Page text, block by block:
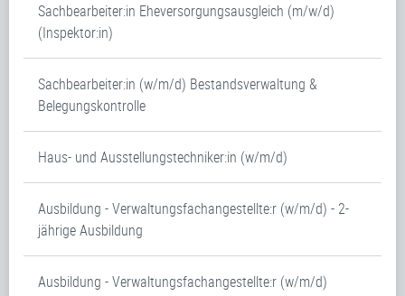
Sachbearbeiter:in Eheversorgungsausgleich (m/w/d)
(Inspektor:in)
Sachbearbeiter:in (w/m/d) Bestandsverwaltung &
Belegungskontrolle
Haus- und Ausstellungstechniker:in (w/m/d)
Ausbildung - Verwaltungsfachangestellte:r (w/m/d) - 2-
jährige Ausbildung
Ausbildung - Verwaltungsfachangestellte:r (w/m/d)